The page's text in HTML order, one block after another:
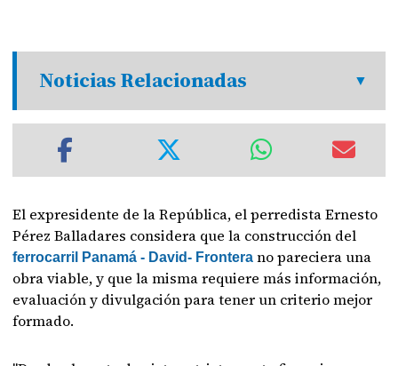
Noticias Relacionadas
El expresidente de la República, el perredista Ernesto
Pérez Balladares considera que la construcción del
ferrocarril Panamá - David- Frontera no pareciera una
obra viable, y que la misma requiere más información,
evaluación y divulgación para tener un criterio mejor
formado.